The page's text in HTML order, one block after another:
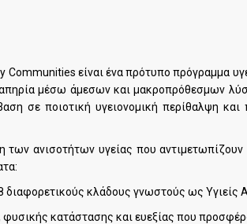
Communities είναι ένα πρότυπο πρόγραμμα
μέσω άμεσων και μακροπρόθεσμων
σε ποιοτική υγειονομική περίθαλψη
των ανισοτήτων υγείας που
διαφορετικούς κλάδους γνωστούς ως Υγιείς
φυσικής κατάστασης και ευεξίας που